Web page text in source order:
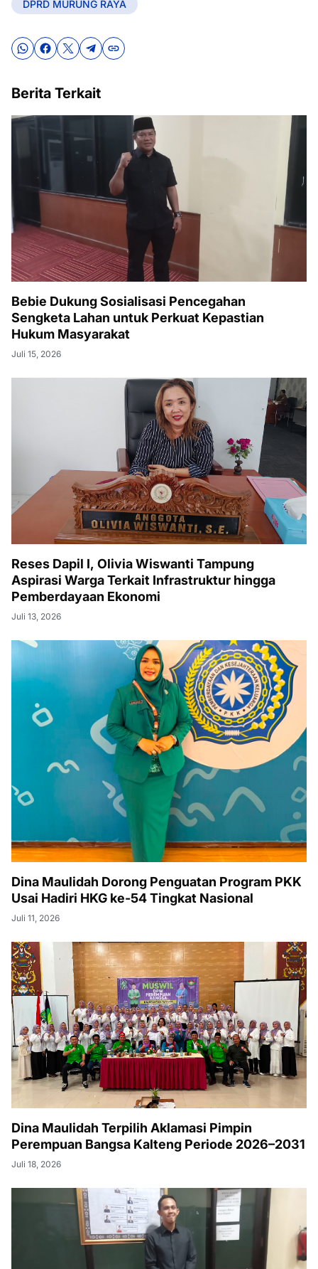
DPRD MURUNG RAYA
Berita Terkait
Bebie Dukung Sosialisasi Pencegahan
Sengketa Lahan untuk Perkuat Kepastian
Hukum Masyarakat
Juli 15, 2026
Reses Dapil I, Olivia Wiswanti Tampung
Aspirasi Warga Terkait Infrastruktur hingga
Pemberdayaan Ekonomi
Juli 13, 2026
Dina Maulidah Dorong Penguatan Program PKK
Usai Hadiri HKG ke-54 Tingkat Nasional
Juli 11, 2026
Dina Maulidah Terpilih Aklamasi Pimpin
Perempuan Bangsa Kalteng Periode 2026–2031
Juli 18, 2026